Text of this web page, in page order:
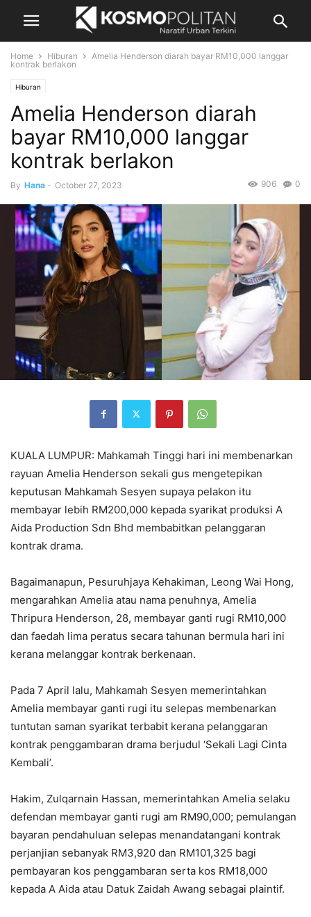
Home Hiburan
Amelia Henderson diarah bayar RM10,000 langgar
kontrak berlakon
Hiburan
Amelia Henderson diarah
bayar RM10,000 langgar
kontrak berlakon
By Hana - October 27, 2023 0
906
KUALA LUMPUR: Mahkamah Tinggi hari ini membenarkan
rayuan Amelia Henderson sekali gus mengetepikan
keputusan Mahkamah Sesyen supaya pelakon itu
membayar lebih RM200,000 kepada syarikat produksi A
Aida Production Sdn Bhd membabitkan pelanggaran
kontrak drama.
Bagaimanapun, Pesuruhjaya Kehakiman, Leong Wai Hong,
mengarahkan Amelia atau nama penuhnya, Amelia
Thripura Henderson, 28, membayar ganti rugi RM10,000
dan faedah lima peratus secara tahunan bermula hari ini
kerana melanggar kontrak berkenaan.
Pada 7 April lalu, Mahkamah Sesyen memerintahkan
Amelia membayar ganti rugi itu selepas membenarkan
tuntutan saman syarikat terbabit kerana pelanggaran
kontrak penggambaran drama berjudul ‘Sekali Lagi Cinta
Kembali’.
Hakim, Zulqarnain Hassan, memerintahkan Amelia selaku
defendan membayar ganti rugi am RM90,000; pemulangan
bayaran pendahuluan selepas menandatangani kontrak
perjanjian sebanyak RM3,920 dan RM101,325 bagi
pembayaran kos penggambaran serta kos RM18,000
kepada A Aida atau Datuk Zaidah Awang sebagai plaintif.